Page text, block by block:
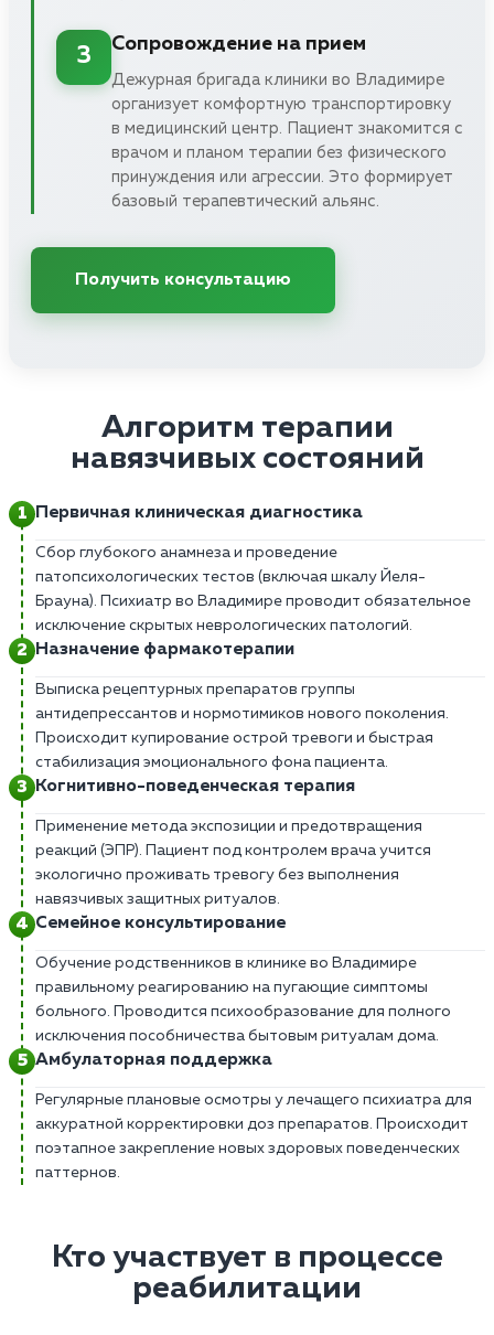
3
Сопровождение на прием
Дежурная бригада клиники во Владимире
организует комфортную транспортировку
в медицинский центр. Пациент знакомится с
врачом и планом терапии без физического
принуждения или агрессии. Это формирует
базовый терапевтический альянс.
Получить консультацию
Алгоритм терапии
навязчивых состояний
Первичная клиническая диагностика
Сбор глубокого анамнеза и проведение
патопсихологических тестов (включая шкалу Йеля-
Брауна). Психиатр во Владимире проводит обязательное
исключение скрытых неврологических патологий.
Назначение фармакотерапии
Выписка рецептурных препаратов группы
антидепрессантов и нормотимиков нового поколения.
Происходит купирование острой тревоги и быстрая
стабилизация эмоционального фона пациента.
Когнитивно-поведенческая терапия
Применение метода экспозиции и предотвращения
реакций (ЭПР). Пациент под контролем врача учится
экологично проживать тревогу без выполнения
навязчивых защитных ритуалов.
Семейное консультирование
Обучение родственников в клинике во Владимире
правильному реагированию на пугающие симптомы
больного. Проводится психообразование для полного
исключения пособничества бытовым ритуалам дома.
Амбулаторная поддержка
Регулярные плановые осмотры у лечащего психиатра для
аккуратной корректировки доз препаратов. Происходит
поэтапное закрепление новых здоровых поведенческих
паттернов.
Кто участвует в процессе
реабилитации